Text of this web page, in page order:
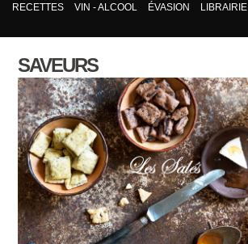
RECETTES VIN - ALCOOL ÉVASION LIBRAIRIE
SAVEURS